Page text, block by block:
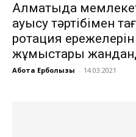
Алматыда
ауысу тәртібімен
ротация ережелерін
жұмыстары
Ақбота Ерболқызы - 14.03.2021